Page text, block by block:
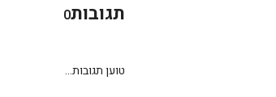
תגובות0
טוען תגובות...